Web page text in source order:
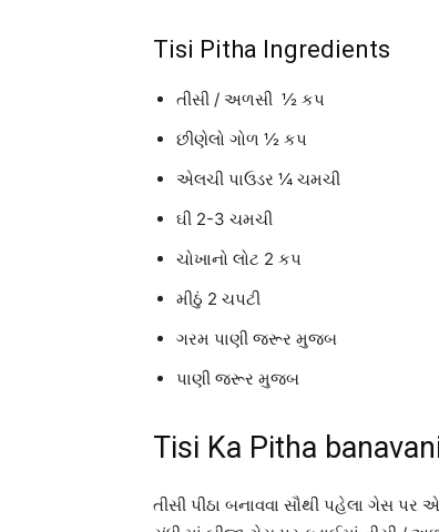
Tisi Pitha Ingredients
તીસી / અળસી ½ કપ
છીણેલો ગોળ ½ કપ
એલચી પાઉડર ¼ ચમચી
ઘી 2-3 ચમચી
ચોખાનો લોટ 2 કપ
મીઠું 2 ચપટી
ગરમ પાણી જરૂર મુજબ
પાણી જરૂર મુજબ
Tisi Ka Pitha
તીસી પીઠા બનાવવા સૌથી પહેલા ગેસ